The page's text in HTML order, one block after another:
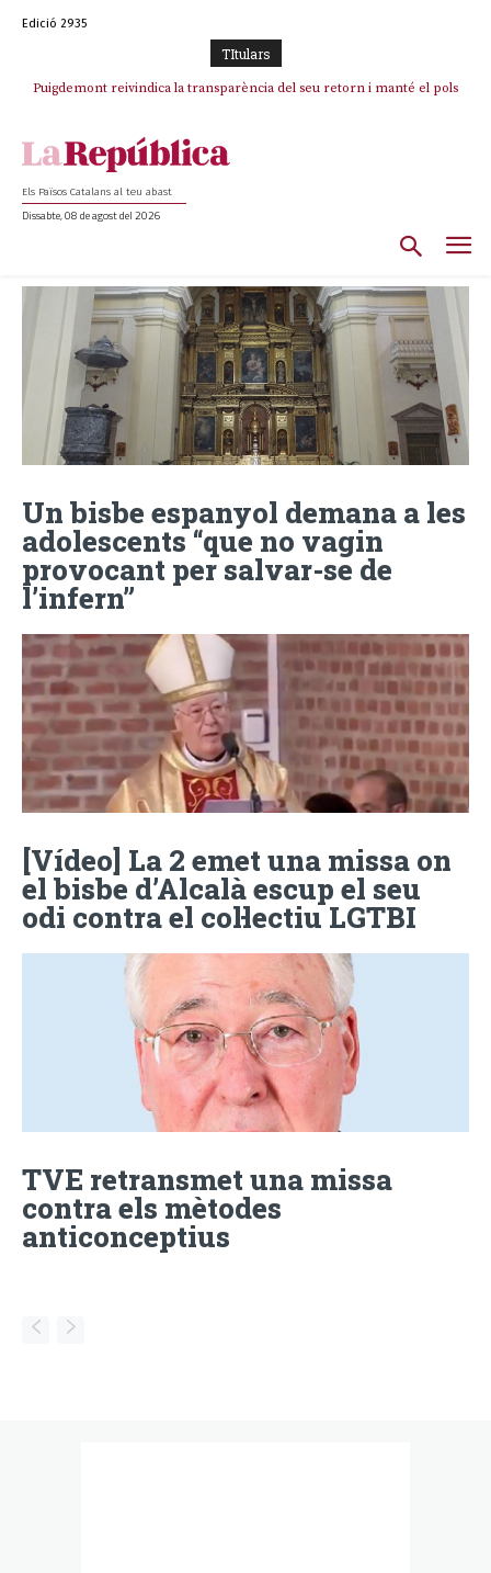
Edició 2935
TItulars
Puigdemont reivindica la transparència del seu retorn i manté el pols
Els Països Catalans al teu abast
Dissabte, 08 de agost del 2026
Un bisbe espanyol demana a les
adolescents “que no vagin
provocant per salvar-se de
l’infern”
[Vídeo] La 2 emet una missa on
el bisbe d’Alcalà escup el seu
odi contra el col·lectiu LGTBI
TVE retransmet una missa
contra els mètodes
anticonceptius